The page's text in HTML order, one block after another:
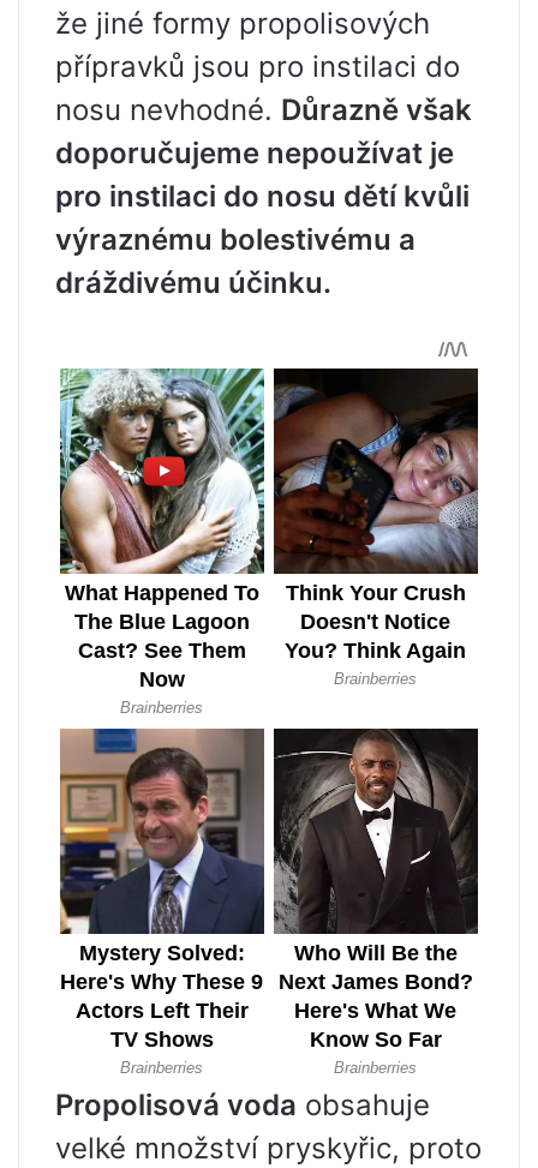
že jiné formy propolisových
přípravků jsou pro instilaci do
nosu nevhodné. Důrazně však
doporučujeme nepoužívat je
pro instilaci do nosu dětí kvůli
výraznému bolestivému a
dráždivému účinku.
Propolisová voda obsahuje
velké množství pryskyřic, proto